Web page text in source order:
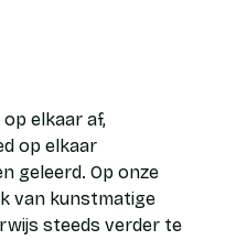
elkaar af,
op elkaar
geleerd. Op onze
van kunstmatige
steeds verder te